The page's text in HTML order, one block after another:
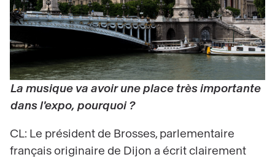
La musique va avoir une place très importante
dans l'expo, pourquoi ?
CL: Le président de Brosses, parlementaire
français originaire de Dijon a écrit clairement